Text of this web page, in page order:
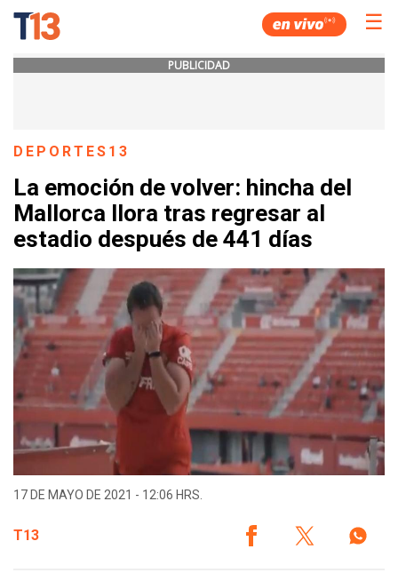
☰
PUBLICIDAD
DEPORTES13
La emoción de volver: hincha del
Mallorca llora tras regresar al
estadio después de 441 días
17 DE MAYO DE 2021 - 12:06 HRS.
T13